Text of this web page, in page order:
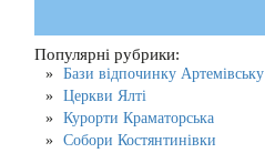
Популярні рубрики:
Бази відпочинку Артемівську
Церкви Ялті
Курорти Краматорська
Собори Костянтинівки